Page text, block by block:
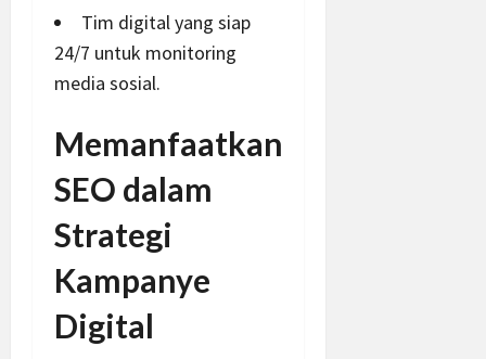
Tim digital yang siap
24/7 untuk monitoring
media sosial.
Memanfaatkan
SEO dalam
Strategi
Kampanye
Digital